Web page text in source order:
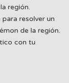
región.
resolver un
de la región.
con tu